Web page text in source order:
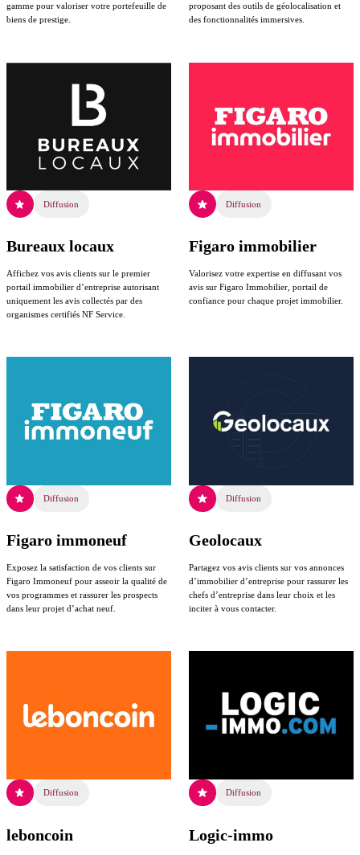
gamme pour valoriser votre portefeuille de
biens de prestige.
proposant des outils de géolocalisation et
des fonctionnalités immersives.
Diffusion
Bureaux locaux
Affichez vos avis clients sur le premier
portail immobilier d’entreprise autorisant
uniquement les avis collectés par des
organismes certifiés NF Service.
Diffusion
Figaro immobilier
Valorisez votre expertise en diffusant vos
avis sur Figaro Immobilier, portail de
confiance pour chaque projet immobilier.
Diffusion
Figaro immoneuf
Exposez la satisfaction de vos clients sur
Figaro Immoneuf pour asseoir la qualité de
vos programmes et rassurer les prospects
dans leur projet d’achat neuf.
Diffusion
Geolocaux
Partagez vos avis clients sur vos annonces
d’immobilier d’entreprise pour rassurer les
chefs d’entreprise dans leur choix et les
inciter à vous contacter.
Diffusion
leboncoin
Diffusion
Logic-immo